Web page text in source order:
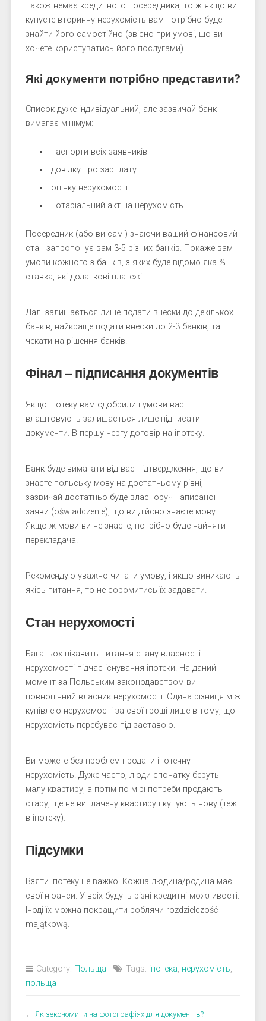
Також немає кредитного посередника, то ж якщо ви
купуєте вторинну нерухомість вам потрібно буде
знайти його самостійно (звісно при умові, що ви
хочете користуватись його послугами).
Які документи потрібно представити?
Список дуже індивідуальний, але зазвичай банк
вимагає мінімум:
паспорти всіх заявників
довідку про зарплату
оцінку нерухомості
нотаріальний акт на нерухомість
Посередник (або ви самі) знаючи ваший фінансовий
стан запропонує вам 3-5 різних банків. Покаже вам
умови кожного з банків, з яких буде відомо яка %
ставка, які додаткові платежі.
Далі залишається лише подати внески до декількох
банків, найкраще подати внески до 2-3 банків, та
чекати на рішення банків.
Фінал – підписання документів
Якщо іпотеку вам одобрили і умови вас
влаштовують залишається лише підписати
документи. В першу чергу договір на іпотеку.
Банк буде вимагати від вас підтвердження, що ви
знаєте польську мову на достатньому рівні,
зазвичай достатньо буде власноруч написаної
заяви (oświadczenie), що ви дійсно знаєте мову.
Якщо ж мови ви не знаєте, потрібно буде найняти
перекладача.
Рекомендую уважно читати умову, і якщо виникають
якісь питання, то не соромитись їх задавати.
Стан нерухомості
Багатьох цікавить питання стану власності
нерухомості підчас існування іпотеки. На даний
момент за Польським законодавством ви
повноцінний власник нерухомості. Єдина різниця між
купівлею нерухомості за свої гроші лише в тому, що
нерухомість перебуває під заставою.
Ви можете без проблем продати іпотечну
нерухомість. Дуже часто, люди спочатку беруть
малу квартиру, а потім по мірі потреби продають
стару, ще не виплачену квартиру і купують нову (теж
в іпотеку).
Підсумки
Взяти іпотеку не важко. Кожна людина/родина має
свої нюанси. У всіх будуть різні кредитні можливості.
Іноді їх можна покращити роблячи rozdzielczość
majątkową.
Category: Польща Tags: іпотека, нерухомість,
польща
← Як зекономити на фотографіях для документів?